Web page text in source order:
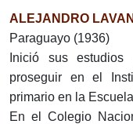
ALEJANDRO
Paraguayo (1936)
Inició sus
proseguir en el
primario en la
En el Colegio